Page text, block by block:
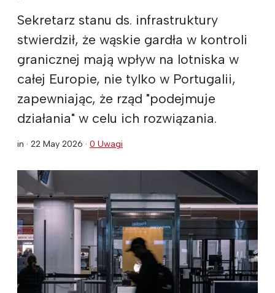
Sekretarz stanu ds. infrastruktury
stwierdził, że wąskie gardła w kontroli
granicznej mają wpływ na lotniska w
całej Europie, nie tylko w Portugalii,
zapewniając, że rząd "podejmuje
działania" w celu ich rozwiązania.
in · 22 May 2026 · 0 Uwagi